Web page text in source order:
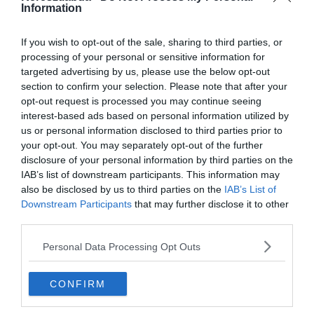
Information
If you wish to opt-out of the sale, sharing to third parties, or
processing of your personal or sensitive information for
targeted advertising by us, please use the below opt-out
section to confirm your selection. Please note that after your
opt-out request is processed you may continue seeing
interest-based ads based on personal information utilized by
us or personal information disclosed to third parties prior to
your opt-out. You may separately opt-out of the further
disclosure of your personal information by third parties on the
IAB’s list of downstream participants. This information may
also be disclosed by us to third parties on the IAB’s List of
Downstream Participants that may further disclose it to other
Personal Data Processing Opt Outs
CONFIRM
Burj Khalifa, Dubai
Shanghai Tower